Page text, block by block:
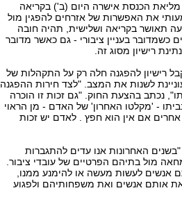
מליאת הכנסת אישרה היום (ב') בקריאה
את האפשרות של אזרחים להפגין מול
תאושר בקריאה ושלישית, תהיה חובה
כשמדובר בעניין ציבורי - גם כאשר מדובר
רישיון מסוג זה.
רישיון להפגנה חלה רק על התקהלות של
לשנות את המצב. "לצד חירות ההפגנה
נכתב בהצעת החוק. "גם זכות זו הוכרה
- 'מקלטו האחרון' של האדם - מן הראוי
אם אין הוא חפץ . לאדם יש זכות
האחרונות אנו עדים להתגברות
מול בתיהם הפרטיים של עובדי ציבור.
אנשים לעשות מעשה או להימנע ממנו,
אותם אנשים ואת משפחותיהם ולפגוע